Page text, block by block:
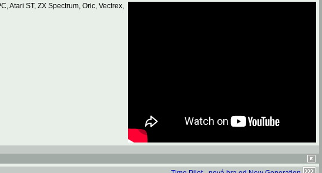
Atari ST, ZX Spectrum, Oric, Vectrex,